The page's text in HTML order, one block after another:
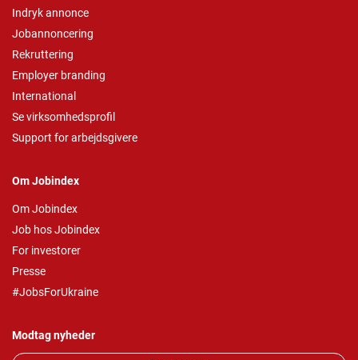
Indryk annonce
Jobannoncering
Rekruttering
Employer branding
International
Se virksomhedsprofil
Support for arbejdsgivere
Om Jobindex
Om Jobindex
Job hos Jobindex
For investorer
Presse
#JobsForUkraine
Modtag nyheder